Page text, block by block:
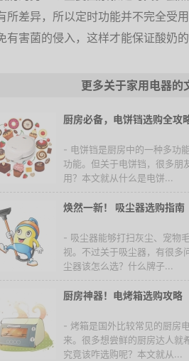
所差异，所以定时功能并不完全受
有害菌的侵入，这样才能保证酸奶
更多关于家用电器的
厨房必备，电饼铛选购全攻
- 电饼铛是厨房中的一种多功
功能。但关于电饼铛，很多朋
用？本文就从什么是电饼...
焕然一新！ 吸尘器选购指南
- 吸尘器能够打扫灰尘、宠物
视。不过关于吸尘器，有很多
尘器该怎么选？什么牌子...
厨房神器！电烤箱选购攻略
- 烤箱是国外比较常见的厨房
来。很多想尝鲜的厨房达人就
究竟该咋选购呢？本文就从...